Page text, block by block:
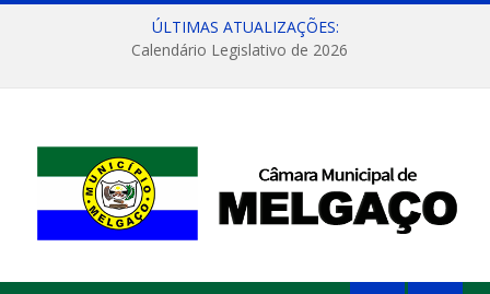
ÚLTIMAS ATUALIZAÇÕES:
Calendário Legislativo de 2026